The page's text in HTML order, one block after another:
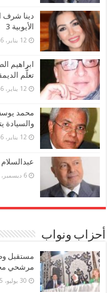
دينا شرف
الأيوبية 3
12 يناير، 2026
ابراهيم
تعلُّم
12 يناير، 2026
محمد
والسيادة
12 يناير، 2026
6 ديسمبر، 2025
أحزاب ونواب
مستقبل
مرشحي
30 يوليو، 2025